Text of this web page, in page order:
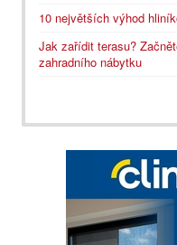
10 největších výhod
Jak zařídit terasu?
zahradního nábytku